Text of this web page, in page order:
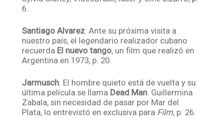
6.
Santiago Alvarez . Ante su próxima visita a
nuestro país, el legendario realizador cubano
recuerda El nuevo tango, un film que realizó en
Argentina en 1973, p. 20.
Jarmusch. El hombre quieto está de vuelta y su
última película se llama Dead Man. Guillermina
Zabala, sin necesidad de pasar por Mar del
Plata, lo entrevistó en exclusiva para Film, p. 26.